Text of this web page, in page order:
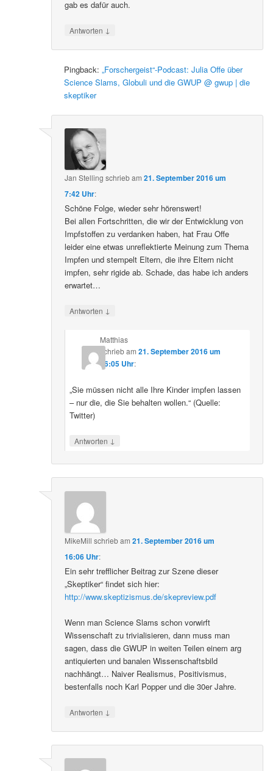
gab es dafür auch.
Antworten ↓
Pingback:„Forschergeist“-Podcast: Julia Offe über
Science Slams, Globuli und die GWUP @ gwup | die
skeptiker
Jan Stelling schriebam21. September 2016 um
7:42 Uhr:
Schöne Folge, wieder sehr hörenswert!
Bei allen Fortschritten, die wir der Entwicklung von
Impfstoffen zu verdanken haben, hat Frau Offe
leider eine etwas unreflektierte Meinung zum Thema
Impfen und stempelt Eltern, die ihre Eltern nicht
impfen, sehr rigide ab. Schade, das habe ich anders
erwartet…
Antworten ↓
Matthias
schriebam 21. September 2016 um
16:05 Uhr:
„Sie müssen nicht alle Ihre Kinder impfen lassen
– nur die, die Sie behalten wollen.“ (Quelle:
Twitter)
Antworten ↓
MikeMill schriebam21. September 2016 um
16:06 Uhr:
Ein sehr trefflicher Beitrag zur Szene dieser
„Skeptiker“ findet sich hier:
http://www.skeptizismus.de/skepreview.pdf
Wenn man Science Slams schon vorwirft
Wissenschaft zu trivialisieren, dann muss man
sagen, dass die GWUP in weiten Teilen einem arg
antiquierten und banalen Wissenschaftsbild
nachhängt… Naiver Realismus, Positivismus,
bestenfalls noch Karl Popper und die 30er Jahre.
Antworten ↓